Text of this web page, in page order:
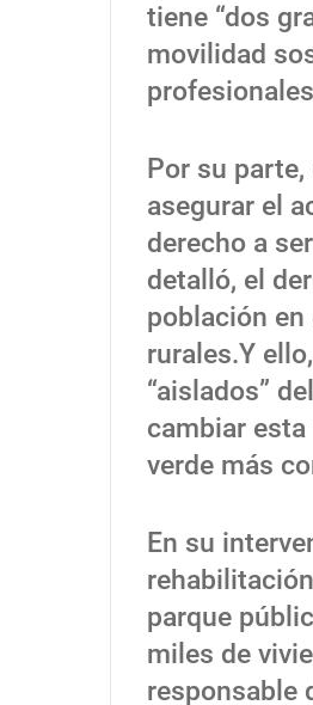
tiene “dos
movilidad
Por su
asegurar el
derecho a
detalló, el
población en
rurales.Y
“aislados”
cambiar
verde más
En su
parque
miles de
responsable